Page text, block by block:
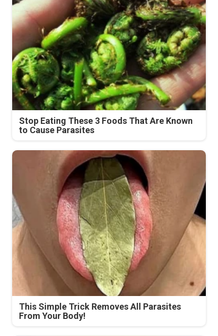
Stop Eating These 3 Foods That Are Known
to Cause Parasites
This Simple Trick Removes All Parasites
From Your Body!